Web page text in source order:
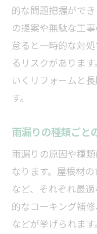
的な問題把握がで
の提案や無駄な工
怠ると一時的な対
るリスクがありま
いくリフォームと
す。
雨漏りの種類ごと
雨漏りの原因や種
なります。屋根材
など、それぞれ最
的なコーキング補
などが挙げられま